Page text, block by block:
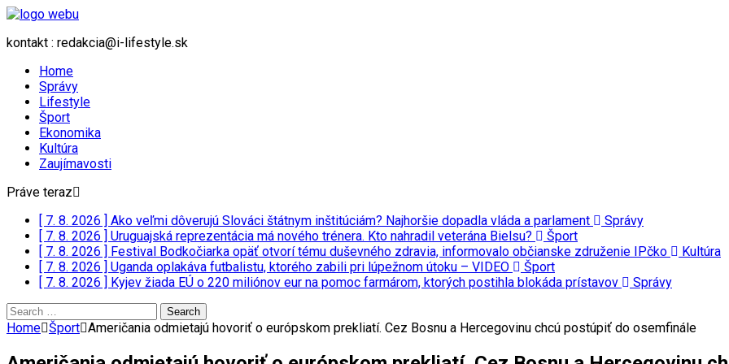
kontakt : redakcia@i-lifestyle.sk
Home
Správy
Lifestyle
Šport
Ekonomika
Kultúra
Zaujímavosti
Práve teraz
[ 7. 8. 2026 ] Ako veľmi dôverujú Slováci štátnym inštitúciám? Najhoršie dopadla vláda a parlament
Správy
[ 7. 8. 2026 ] Uruguajská reprezentácia má nového trénera. Kto nahradil veterána Bielsu?
Šport
[ 7. 8. 2026 ] Festival Bodkočiarka opäť otvorí tému duševného zdravia, informovalo občianske združenie IPčko
Kultúra
[ 7. 8. 2026 ] Uganda oplakáva futbalistu, ktorého zabili pri lúpežnom útoku – VIDEO
Šport
[ 7. 8. 2026 ] Kyjev žiada EÚ o 220 miliónov eur na pomoc farmárom, ktorých postihla blokáda prístavov
Správy
Search
for:
Home Šport Američania odmietajú hovoriť o európskom prekliatí. Cez Bosnu a Hercegovinu chcú postúpiť do osemfinále